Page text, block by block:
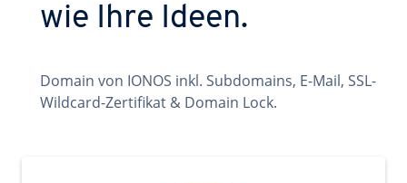
wie Ihre Ideen.
Domain von IONOS inkl. Subdomains, E-Mail, SSL-
Wildcard-Zertifikat & Domain Lock.